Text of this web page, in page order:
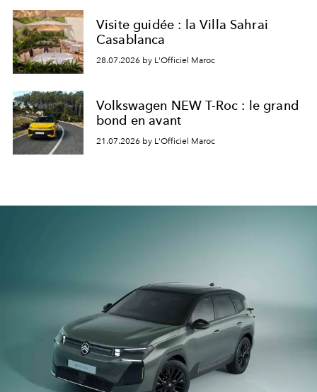
Visite guidée : la Villa Sahrai
Casablanca
28.07.2026 by L'Officiel Maroc
Volkswagen NEW T-Roc : le grand
bond en avant
21.07.2026 by L'Officiel Maroc